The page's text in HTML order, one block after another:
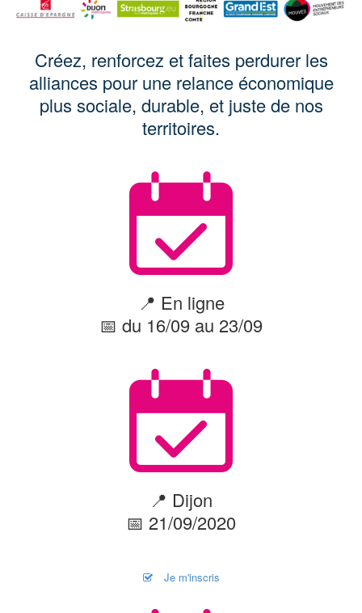
Créez, renforcez et faites perdurer les
alliances pour une relance économique
plus sociale, durable, et juste de nos
territoires.
📍 En ligne
📅 du 16/09 au 23/09
📍 Dijon
📅 21/09/2020
Je m'inscris